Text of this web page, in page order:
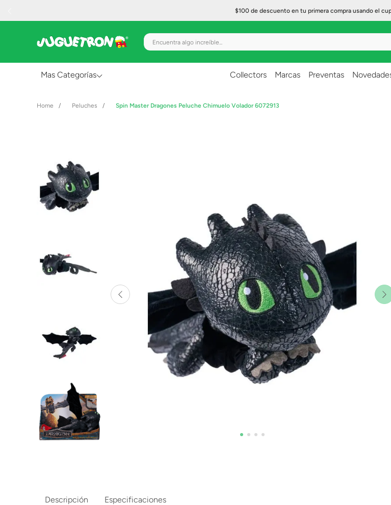
$100 de descuento en tu primera compra usando el
Encuentra algo increíble...
Mas Categorías
Figuras de Acción
Gadgets y Electrónicos
Muñecas
Collectors Marcas Preventas
Peluches Spin Master Dragones Peluche Chimuelo Volador 6072913
Descripción Especificaciones